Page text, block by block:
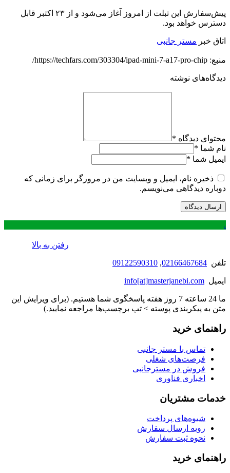
پیش‌سفارش‌ این تبلت از امروز آغاز می‌شود و از ۲۳ اکتبر قابل
دسترس خواهد بود.
اتاق خبر مستر جانبی
منبع: https://techfars.com/303304/ipad-mini-7-a17-pro-chip/
دیدگاه‌های نوشته
محتوای دیدگاه *
نام شما *
ایمیل شما *
ذخیره نام، ایمیل و وبسایت من در مرورگر برای زمانی که
دوباره دیدگاهی می‌نویسم.
.
رفتن به بالا
تلفن 02166467684
,
09122590310
ایمیل info[at]masterjanebi.com
ما 24 ساعته 7 روز هفته پاسخگوی شما هستیم. (برای ویرایش این
متن به پیکربندی پوسته > تب برچسب‌ها مراجعه نمایید.)
راهنمای خرید
تماس با مستر جانبی
فرصت‌های شغلی
فروش در مسترجانبی
اخباری فناوری
خدمات مشتریان
شیوه‌های پرداخت
رویه ارسال سفارش
نحوه ثبت سفارش
راهنمای خرید